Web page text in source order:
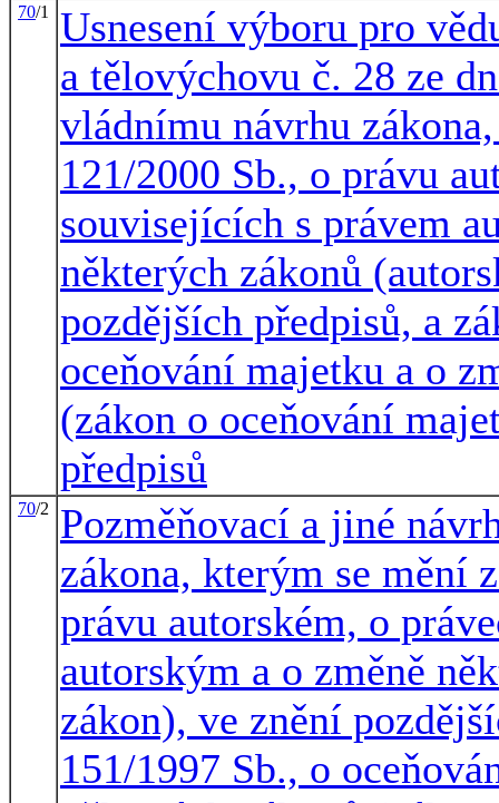
70/1
Usnesení výboru pro
a tělovýchovu č. 28 ze
vládnímu návrhu
121/2000 Sb., o právu
souvisejících s právem
některých zákonů
pozdějších předpisů, a
oceňování majetku a o
(zákon o oceňování
předpisů
70/2
Pozměňovací a jiné
zákona, kterým se mění
právu autorském, o
autorským a o změně
zákon), ve znění
151/1997 Sb., o